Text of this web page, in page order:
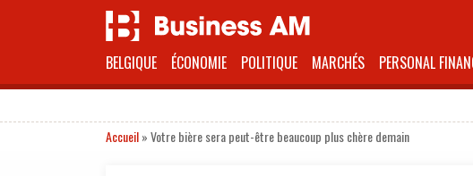
BELGIQUE ÉCONOMIE POLITIQUE MARCHÉS PERSONAL
Accueil»Votre bière sera peut-être beaucoup plus chère demain